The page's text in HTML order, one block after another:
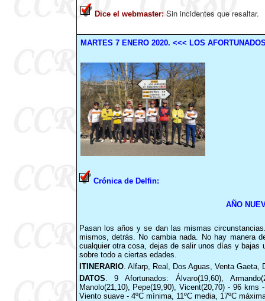
Dice el webmaster: Sin incidentes que resaltar.
MARTES 7ENERO 2020. <<< LOS
Crónica de Delfin:
AÑO
Pasan los años y se dan las mismas
mismos, detrás. No cambia nada. No hay manera
cualquier otra cosa, dejas de salir unos días y
sobre todo a ciertas edades.
ITINERARIO. Alfarp, Real, Dos Aguas, Venta Gaeta,
DATOS. 9 Afortunados: Álvaro(19,60),
Manolo(21,10), Pepe(19,90), Vicent(20,70) - 96
Viento suave - 4ºC mínima, 11ºC media, 17ºC